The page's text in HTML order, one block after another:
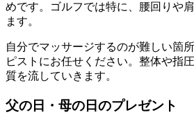
めです。ゴルフでは特に、腰回りや
ます。
自分でマッサージするのが難しい箇
ピストにお任せください。整体や指
質を流していきます。
父の日・母の日のプレゼント